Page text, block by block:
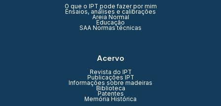
O que o IPT pode fazer por mim
Ensaios, análises e calibrações
Areia Normal
Educação
SAA Normas técnicas
Acervo
Revista do IPT
Publicações IPT
Informações sobre madeiras
Biblioteca
Patentes
Memória Histórica